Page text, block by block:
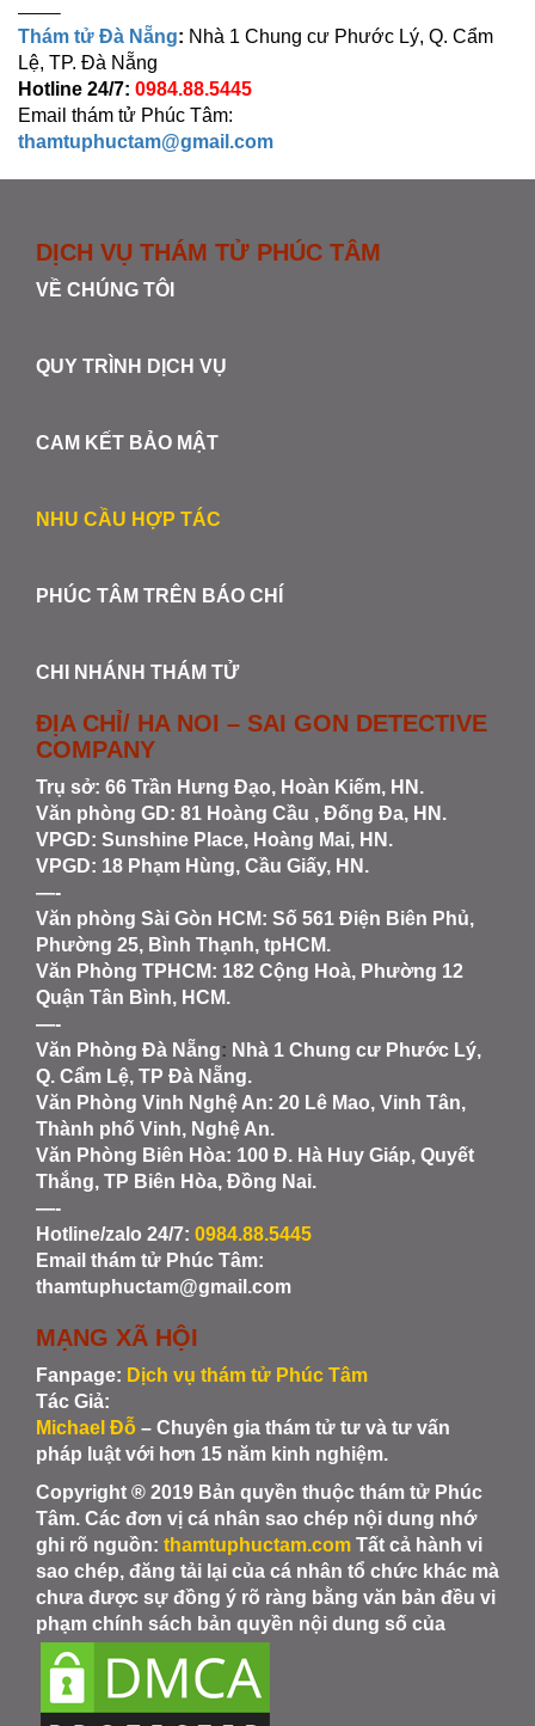
——–
Thám tử Đà Nẵng: Nhà 1 Chung cư Phước Lý, Q. Cẩm
Lệ, TP. Đà Nẵng
Hotline 24/7: 0984.88.5445
Email thám tử Phúc Tâm:
thamtuphuctam@gmail.com
DỊCH VỤ THÁM TỬ PHÚC TÂM
VỀ CHÚNG TÔI
QUY TRÌNH DỊCH VỤ
CAM KẾT BẢO MẬT
NHU CẦU HỢP TÁC
PHÚC TÂM TRÊN BÁO CHÍ
CHI NHÁNH THÁM TỬ
ĐỊA CHỈ/ HA NOI – SAI GON DETECTIVE
COMPANY
Trụ sở: 66 Trần Hưng Đạo, Hoàn Kiếm, HN.
Văn phòng GD: 81 Hoàng Cầu , Đống Đa, HN.
VPGD: Sunshine Place, Hoàng Mai, HN.
VPGD: 18 Phạm Hùng, Cầu Giấy, HN.
—-
Văn phòng Sài Gòn HCM: Số 561 Điện Biên Phủ,
Phường 25, Bình Thạnh, tpHCM.
Văn Phòng TPHCM: 182 Cộng Hoà, Phường 12
Quận Tân Bình, HCM.
—-
Văn Phòng Đà Nẵng: Nhà 1 Chung cư Phước Lý,
Q. Cẩm Lệ, TP Đà Nẵng.
Văn Phòng Vinh Nghệ An: 20 Lê Mao, Vinh Tân,
Thành phố Vinh, Nghệ An.
Văn Phòng Biên Hòa: 100 Đ. Hà Huy Giáp, Quyết
Thắng, TP Biên Hòa, Đồng Nai.
—-
Hotline/zalo 24/7: 0984.88.5445
Email thám tử Phúc Tâm:
thamtuphuctam@gmail.com
MẠNG XÃ HỘI
Fanpage: Dịch vụ thám tử Phúc Tâm
Tác Giả:
Michael Đỗ – Chuyên gia thám tử tư và tư vấn
pháp luật với hơn 15 năm kinh nghiệm.
Copyright ® 2019 Bản quyền thuộc thám tử Phúc
Tâm. Các đơn vị cá nhân sao chép nội dung nhớ
ghi rõ nguồn: thamtuphuctam.com Tất cả hành vi
sao chép, đăng tải lại của cá nhân tổ chức khác mà
chưa được sự đồng ý rõ ràng bằng văn bản đều vi
phạm chính sách bản quyền nội dung số của